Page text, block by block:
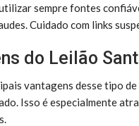
sempre fontes
Cuidado com links
do Leilão
vantagens desse tipo
Isso é especialmente